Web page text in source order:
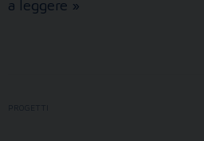
a leggere Fondi
»
PROGETTI